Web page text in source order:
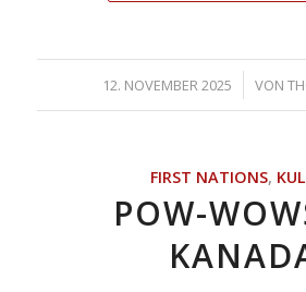
12. NOVEMBER 2025
/ VON
FIRST NATIONS,
POW-